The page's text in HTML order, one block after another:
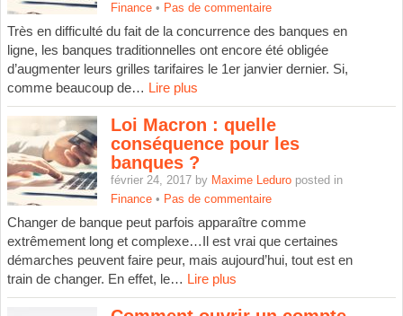
Finance• Pas de commentaire
Très en difficulté du fait de la concurrence des banques en
ligne, les banques traditionnelles ont encore été obligée
d’augmenter leurs grilles tarifaires le 1er janvier dernier. Si,
comme beaucoup de… Lire plus
Loi Macron : quelle
conséquence pour les
banques ?
février 24, 2017 by Maxime Leduroposted in
Finance• Pas de commentaire
Changer de banque peut parfois apparaître comme
extrêmement long et complexe…Il est vrai que certaines
démarches peuvent faire peur, mais aujourd’hui, tout est en
train de changer. En effet, le… Lire plus